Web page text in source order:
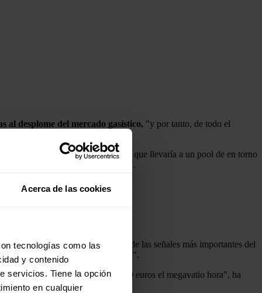
Acerca de las cookies
tecnologías como las
y contenido
servicios. Tiene la opción
en cualquier
al desplome del mercado gasístico, "y por tanto, de todo el
20 euros el MWh , lo que llevaría a un pool de en torno
50 euros/MWh, precios de 2019".
Aceituno. De esta forma, "una de las señales más importantes del
los 28,21 euros el megavatio hora".
un 36% de su valor; 15,30 euros el megavatio hora", ha